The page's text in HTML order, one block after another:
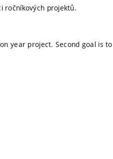
ročníkových projektů.
year project. Second goal is